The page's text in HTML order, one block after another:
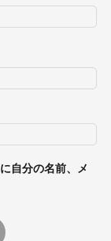
自分の名前、メ